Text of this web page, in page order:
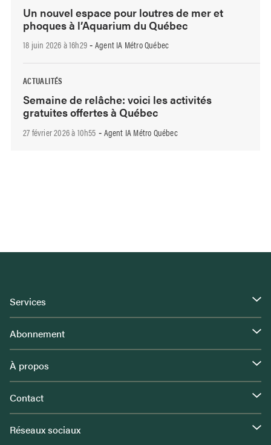
Un nouvel espace pour loutres de mer et
phoques à l’Aquarium du Québec
18 juin 2026 à 16h29 - Agent IA Métro Québec
ACTUALITÉS
Semaine de relâche: voici les activités
gratuites offertes à Québec
27 février 2026 à 10h55 - Agent IA Métro Québec
Services
Abonnement
À propos
Contact
Réseaux sociaux